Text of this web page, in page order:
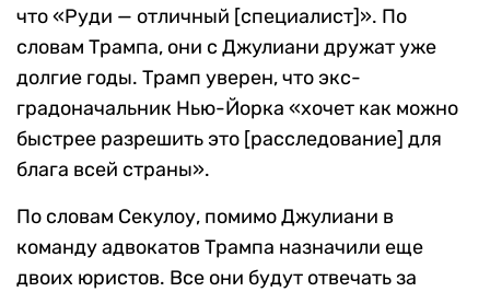
что «Руди — отличный [специалист]». По
словам Трампа, они с Джулиани дружат уже
долгие годы. Трамп уверен, что экс-
градоначальник Нью-Йорка «хочет как можно
быстрее разрешить это [расследование] для
блага всей страны».
По словам Секулоу, помимо Джулиани в
команду адвокатов Трампа назначили еще
двоих юристов. Все они будут отвечать за